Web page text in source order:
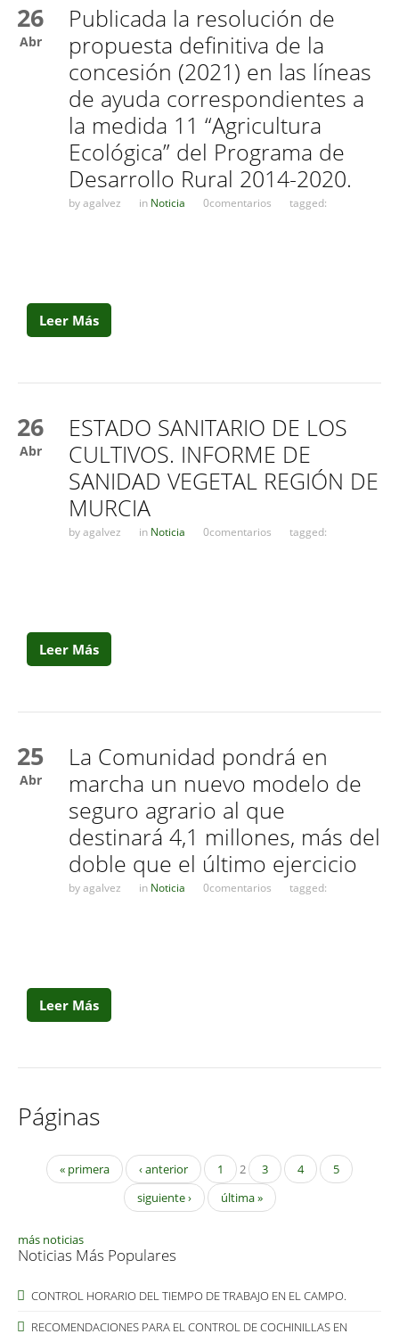
26
Abr
Publicada la resolución de
propuesta definitiva de la
concesión (2021) en las líneas
de ayuda correspondientes a
la medida 11 “Agricultura
Ecológica” del Programa de
Desarrollo Rural 2014-2020.
byagalvez in Noticia 0comentarios tagged:
Leer Más
26
Abr
ESTADO SANITARIO DE LOS
CULTIVOS. INFORME DE
SANIDAD VEGETAL REGIÓN DE
MURCIA
byagalvez in Noticia 0comentarios tagged:
Leer Más
25
Abr
La Comunidad pondrá en
marcha un nuevo modelo de
seguro agrario al que
destinará 4,1 millones, más del
doble que el último ejercicio
byagalvez in Noticia 0comentarios tagged:
Leer Más
Páginas
« primera ‹ anterior 1 2 3 4
5
siguiente ›
última »
más noticias
Noticias Más Populares
CONTROL HORARIO DEL TIEMPO DE TRABAJO EN EL CAMPO.
RECOMENDACIONES PARA EL CONTROL DE COCHINILLAS EN